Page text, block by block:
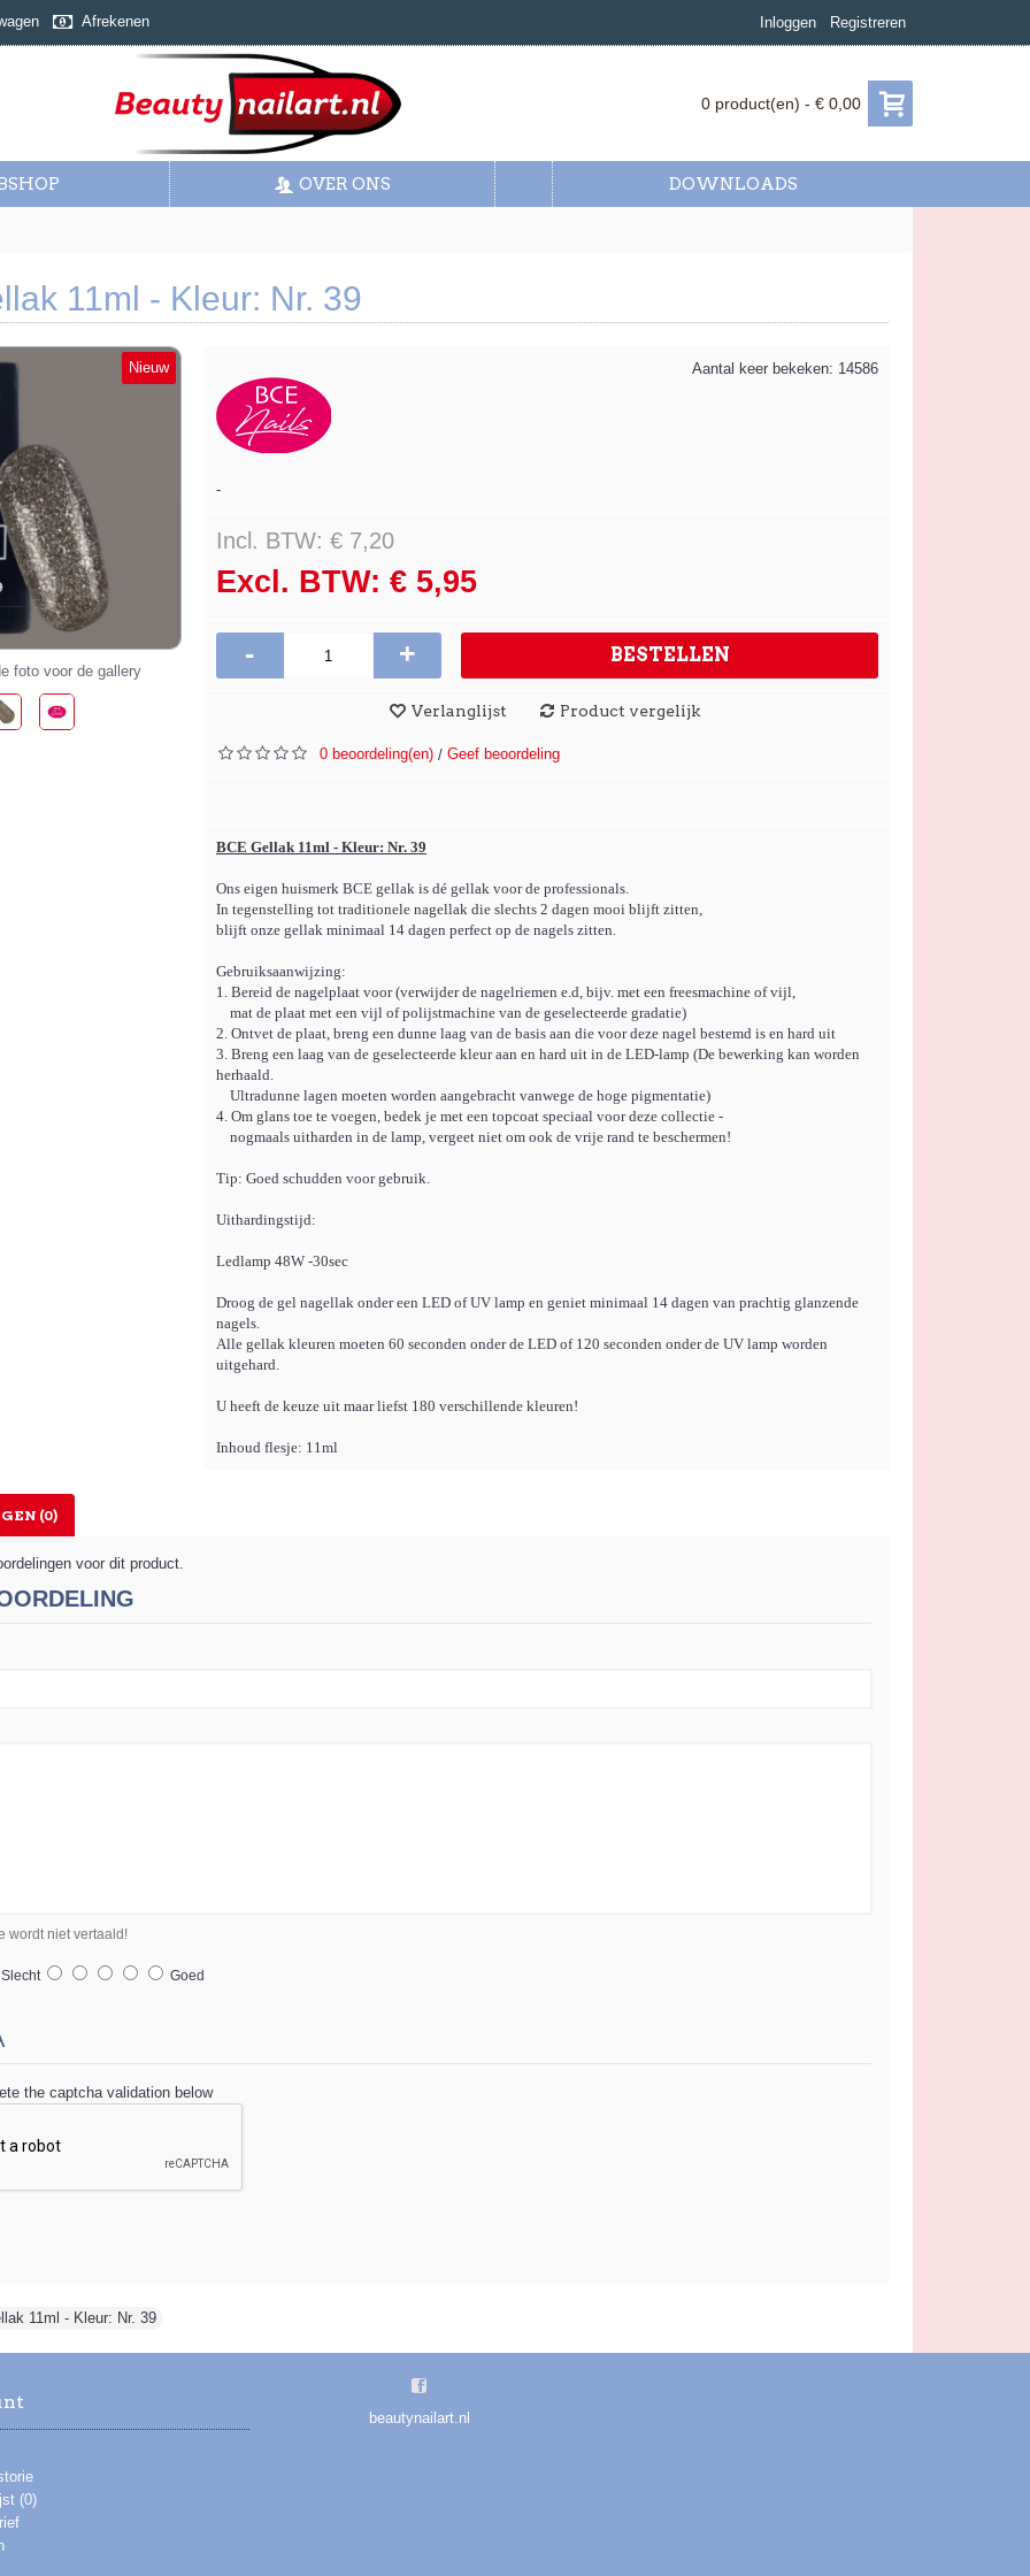
Afrekenen Inloggen Registreren
0 product(en) - € 0,00
OVER ONS DOWNLOADS
11ml - Kleur: Nr. 39
Nieuw
foto voor de gallery
Aantal keer bekeken: 14586
-
Incl. BTW: € 7,20
Excl. BTW: € 5,95
- + BESTELLEN
Verlanglijst Product vergelijk
0 beoordeling(en) / Geef beoordeling
BCE Gellak 11ml - Kleur: Nr. 39
Ons eigen huismerk BCE gellak is dé gellak voor de professionals.
In tegenstelling tot traditionele nagellak die slechts 2 dagen mooi blijft zitten,
blijft onze gellak minimaal 14 dagen perfect op de nagels zitten.
Gebruiksaanwijzing:
1. Bereid de nagelplaat voor (verwijder de nagelriemen e.d, bijv. met een freesmachine of vijl,
mat de plaat met een vijl of polijstmachine van de geselecteerde gradatie)
2. Ontvet de plaat, breng een dunne laag van de basis aan die voor deze nagel bestemd is en hard uit
3. Breng een laag van de geselecteerde kleur aan en hard uit in de LED-lamp (De bewerking kan worden
herhaald.
Ultradunne lagen moeten worden aangebracht vanwege de hoge pigmentatie)
4. Om glans toe te voegen, bedek je met een topcoat speciaal voor deze collectie -
nogmaals uitharden in de lamp, vergeet niet om ook de vrije rand te beschermen!
Tip: Goed schudden voor gebruik.
Uithardingstijd:
Ledlamp 48W -30sec
Droog de gel nagellak onder een LED of UV lamp en geniet minimaal 14 dagen van prachtig glanzende
nagels.
Alle gellak kleuren moeten 60 seconden onder de LED of 120 seconden onder de UV lamp worden
uitgehard.
U heeft de keuze uit maar liefst 180 verschillende kleuren!
Inhoud flesje: 11ml
(0)
voor dit product.
wordt niet vertaald!
Goed
the captcha validation below
11ml - Kleur: Nr. 39
(0)
beautynailart.nl